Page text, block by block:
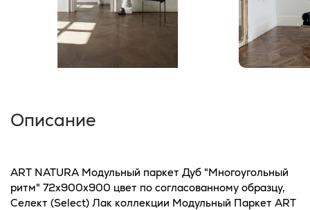
Описание
ART NATURA Модульный паркет Дуб "Многоугольный
ритм" 72х900х900 цвет по согласованному образцу,
Селект (Select) Лак коллекции Модульный Паркет ART